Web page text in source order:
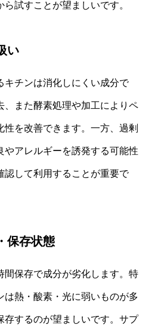
試すことが望ましいです。
い
キチンは消化しにくい成分で
、また酵素処理や加工によりペ
性を改善できます。一方、過剰
やアレルギーを誘発する可能性
認して利用することが重要で
保存状態
間保存で成分が劣化します。特
は熱・酸素・光に弱いものが多
存するのが望ましいです。サプ